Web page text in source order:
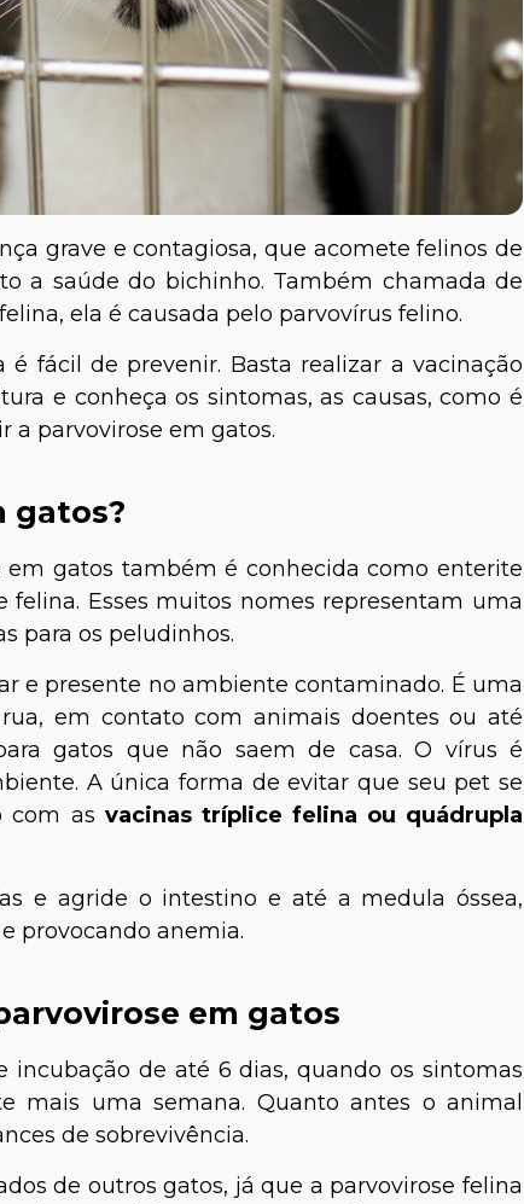
grave e contagiosa, que acomete felinos de
a saúde do bichinho. Também chamada de
ela é causada pelo parvovírus felino.
fácil de prevenir. Basta realizar a vacinação
e conheça os sintomas, as causas, como é
a parvovirose em gatos.
gatos?
em gatos também é conhecida como enterite
Esses muitos nomes representam uma
para os peludinhos.
e presente no ambiente contaminado. É uma
em contato com animais doentes ou até
gatos que não saem de casa. O vírus é
A única forma de evitar que seu pet se
com as vacinas tríplice felina ou quádrupla
e agride o intestino e até a medula óssea,
provocando anemia.
em gatos
de até 6 dias, quando os sintomas
mais uma semana. Quanto antes o animal
de sobrevivência.
de outros gatos, já que a parvovirose felina